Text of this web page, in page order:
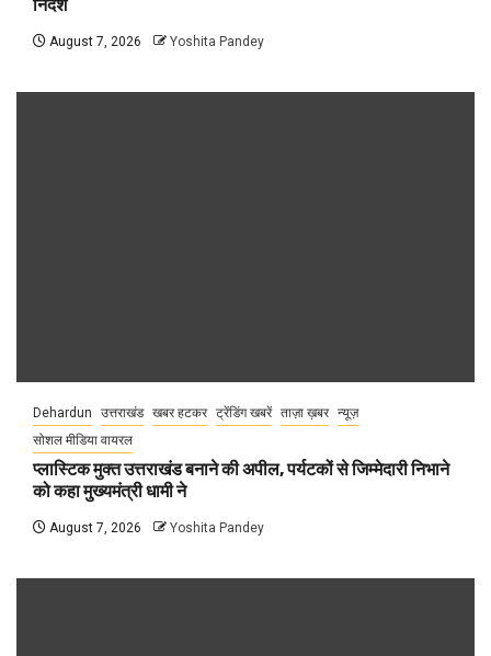
निर्देश
August 7, 2026 Yoshita Pandey
Dehardun उत्तराखंड खबर हटकर ट्रेंडिंग खबरें ताज़ा ख़बर न्यूज़
सोशल मीडिया वायरल
प्लास्टिक मुक्त उत्तराखंड बनाने की अपील, पर्यटकों से जिम्मेदारी निभाने
को कहा मुख्यमंत्री धामी ने
August 7, 2026 Yoshita Pandey